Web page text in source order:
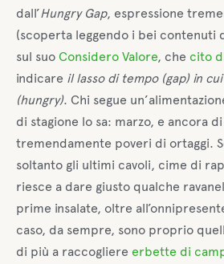
dall’Hungry Gap, espressione
(scoperta leggendo i bei contenuti
sul suo Considero Valore, che cito
indicare il lasso di tempo (gap) in
(hungry). Chi segue
di stagione lo sa: marzo, e ancora
tremendamente poveri di ortaggi.
soltanto gli ultimi cavoli, cime di
riesce a dare giusto qualche
prime insalate, oltre
caso, da sempre, sono proprio
di più a raccogliere erbette di